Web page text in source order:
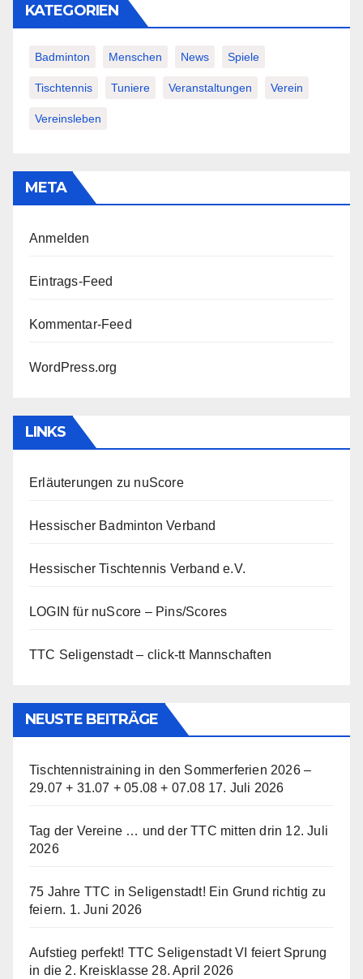
KATEGORIEN
Badminton Menschen News Spiele
Tischtennis Tuniere Veranstaltungen Verein
Vereinsleben
META
Anmelden
Eintrags-Feed
Kommentar-Feed
WordPress.org
LINKS
Erläuterungen zu nuScore
Hessischer Badminton Verband
Hessischer Tischtennis Verband e.V.
LOGIN für nuScore – Pins/Scores
TTC Seligenstadt – click-tt Mannschaften
NEUSTE BEITRÄGE
Tischtennistraining in den Sommerferien 2026 –
29.07 + 31.07 + 05.08 + 07.08 17. Juli 2026
Tag der Vereine … und der TTC mitten drin 12. Juli
2026
75 Jahre TTC in Seligenstadt! Ein Grund richtig zu
feiern. 1. Juni 2026
Aufstieg perfekt! TTC Seligenstadt VI feiert Sprung
in die 2. Kreisklasse 28. April 2026